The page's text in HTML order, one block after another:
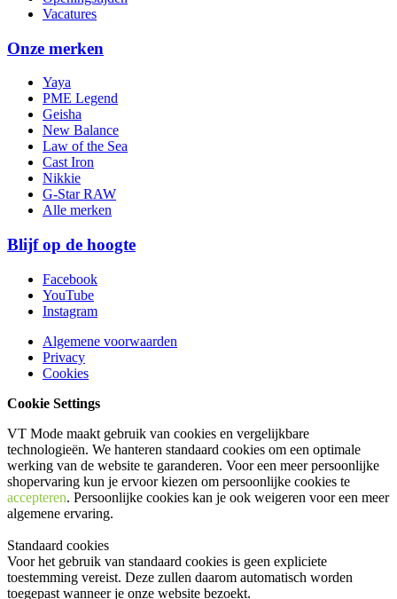
Vacatures
Onze merken
Yaya
PME Legend
Geisha
New Balance
Law of the Sea
Cast Iron
Nikkie
G-Star RAW
Alle merken
Blijf op de hoogte
Facebook
YouTube
Instagram
Algemene voorwaarden
Privacy
Cookies
Cookie Settings
VT Mode maakt gebruik van cookies en vergelijkbare
technologieën. We hanteren standaard cookies om een optimale
werking van de website te garanderen. Voor een meer persoonlijke
shopervaring kun je ervoor kiezen om persoonlijke cookies te
accepteren. Persoonlijke cookies kan je ook weigeren voor een meer
algemene ervaring.
Standaard cookies
Voor het gebruik van standaard cookies is geen expliciete
toestemming vereist. Deze zullen daarom automatisch worden
toegepast wanneer je onze website bezoekt.